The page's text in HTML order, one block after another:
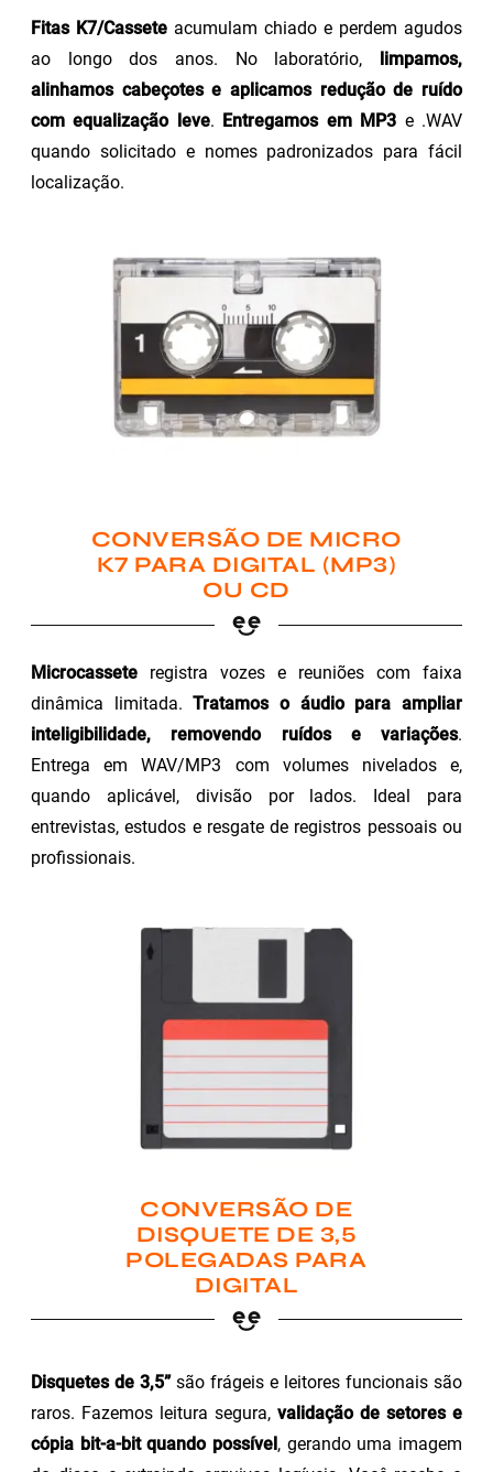
Fitas K7/Cassete acumulam chiado e perdem agudos
ao longo dos anos. No laboratório, limpamos,
alinhamos cabeçotes e aplicamos redução de ruído
com equalização leve. Entregamos em MP3 e .WAV
quando solicitado e nomes padronizados para fácil
localização.
CONVERSÃO DE MICRO
K7 PARA DIGITAL (MP3)
OU CD
Microcassete registra vozes e reuniões com faixa
dinâmica limitada.Tratamos o áudio para ampliar
inteligibilidade, removendo ruídos e variações.
Entrega em WAV/MP3 com volumes nivelados e,
quando aplicável, divisão por lados. Ideal para
entrevistas, estudos e resgate de registros pessoais ou
profissionais.
CONVERSÃO DE
DISQUETE DE 3,5
POLEGADAS PARA
DIGITAL
Disquetes de 3,5”são frágeis e leitores funcionais são
raros. Fazemos leitura segura, validação de setores e
cópia bit-a-bit quando possível, gerando uma imagem